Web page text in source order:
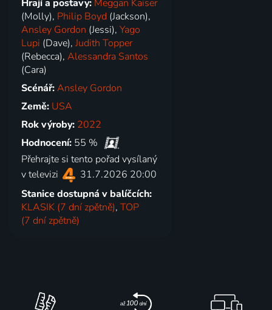
Hrají a postavy: Meggan Kaiser
(Molly), Philip Boyd (Jackson),
Ansley Gordon (Jessi),Yago
Lupi (Dave),Judith Topper
(Rebecca),Alessandra Santos
(Cara)
Scénář:Ansley Gordon
Země: USA
Rok výroby: 2022
Hodnocení: 55 %
Přehrajte si tento pořad vysílaný
v televizi
31.7.2026 20:00
Stanice dostupná v balíčcích:
KLASIK (7 dní zpětně),TOP
(7 dní zpětně)